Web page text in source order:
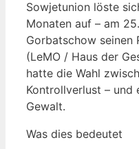
Sowjetunion löste
Monaten auf – am
Gorbatschow seinen
(LeMO / Haus der
hatte die Wahl
Kontrollverlust – und
Gewalt.
Was dies bedeutet